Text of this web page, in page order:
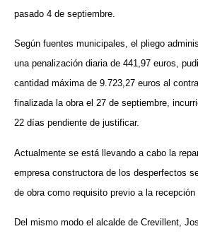
pasado 4 de septiembre.
Según fuentes municipales, el pliego
una penalización diaria de 441,97 euros,
cantidad máxima de 9.723,27 euros al
finalizada la obra el 27 de septiembre,
22 días pendiente de justificar.
Actualmente se está llevando a cabo la
empresa constructora de los desperfectos
de obra como requisito previo a la recepción
Del mismo modo el alcalde de Crevillent,